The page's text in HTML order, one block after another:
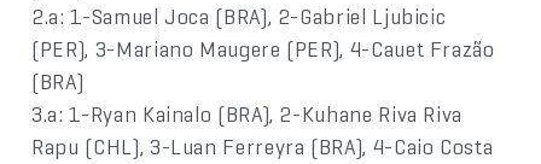
2.a: 1-Samuel Joca (BRA), 2-Gabriel Ljubicic
(PER), 3-Mariano Maugere (PER), 4-Cauet Frazão
(BRA)
3.a: 1-Ryan Kainalo (BRA), 2-Kuhane Riva Riva
Rapu (CHL), 3-Luan Ferreyra (BRA), 4-Caio Costa